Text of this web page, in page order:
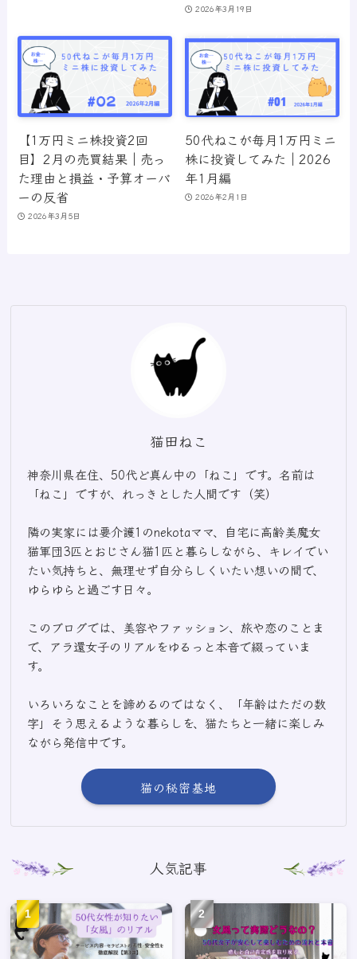
2026年3月19日
【1万円ミニ株投資2回
目】2月の売買結果｜売っ
た理由と損益・予算オーバ
ーの反省
2026年3月5日
50代ねこが毎月1万円ミニ
株に投資してみた｜2026
年1月編
2026年2月1日
猫田ねこ
神奈川県在住、50代ど真ん中の「ねこ」です。名前は
「ねこ」ですが、れっきとした人間です（笑）
隣の実家には要介護1のnekotaママ、自宅に高齢美魔女
猫軍団3匹とおじさん猫1匹と暮らしながら、キレイでい
たい気持ちと、無理せず自分らしくいたい想いの間で、
ゆらゆらと過ごす日々。
このブログでは、美容やファッション、旅や恋のことま
で、アラ還女子のリアルをゆるっと本音で綴っていま
す。
いろいろなことを諦めるのではなく、「年齢はただの数
字」そう思えるような暮らしを、猫たちと一緒に楽しみ
ながら発信中です。
猫の秘密基地
人気記事